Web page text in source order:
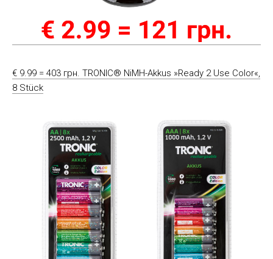
€ 9.99 = 403 грн. TRONIC® NiMH-Akkus »Ready 2 Use Color«,
8 Stück